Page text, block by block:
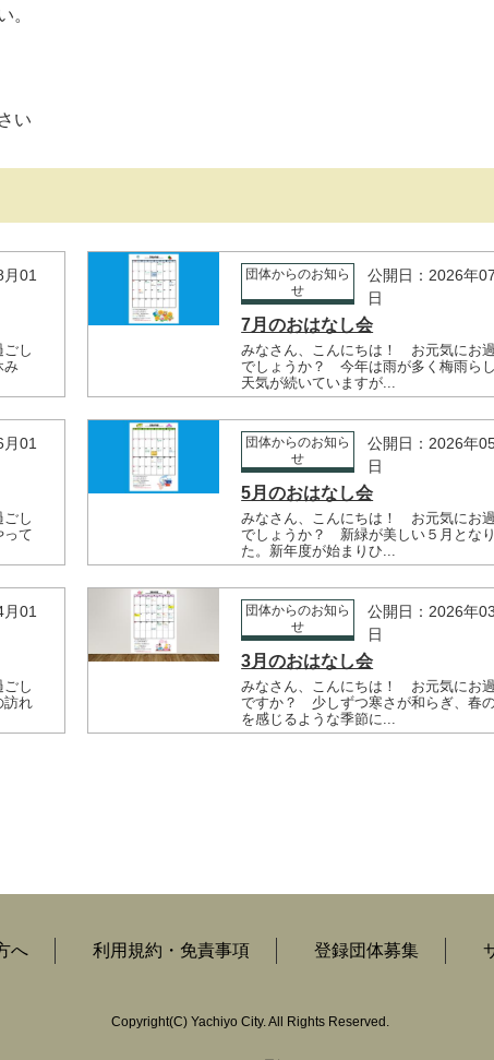
。
らんください
01
し
み
団体からのお知ら
せ
公開日：2026年
日
7月のおはなし会
みなさん、こんにちは！ お元気にお
でしょうか？ 今年は雨が多く梅雨ら
天気が続いていますが...
01
し
て
団体からのお知ら
せ
公開日：2026年
日
5月のおはなし会
みなさん、こんにちは！ お元気にお
でしょうか？ 新緑が美しい５月とな
た。新年度が始まりひ...
01
し
訪れ
団体からのお知ら
せ
公開日：2026年
日
3月のおはなし会
みなさん、こんにちは！ お元気にお
ですか？ 少しずつ寒さが和らぎ、春
を感じるような季節に...
へ 利用規約・免責事項 登録団体募集
Copyright(C) Yachiyo City. All Rights Reserved.